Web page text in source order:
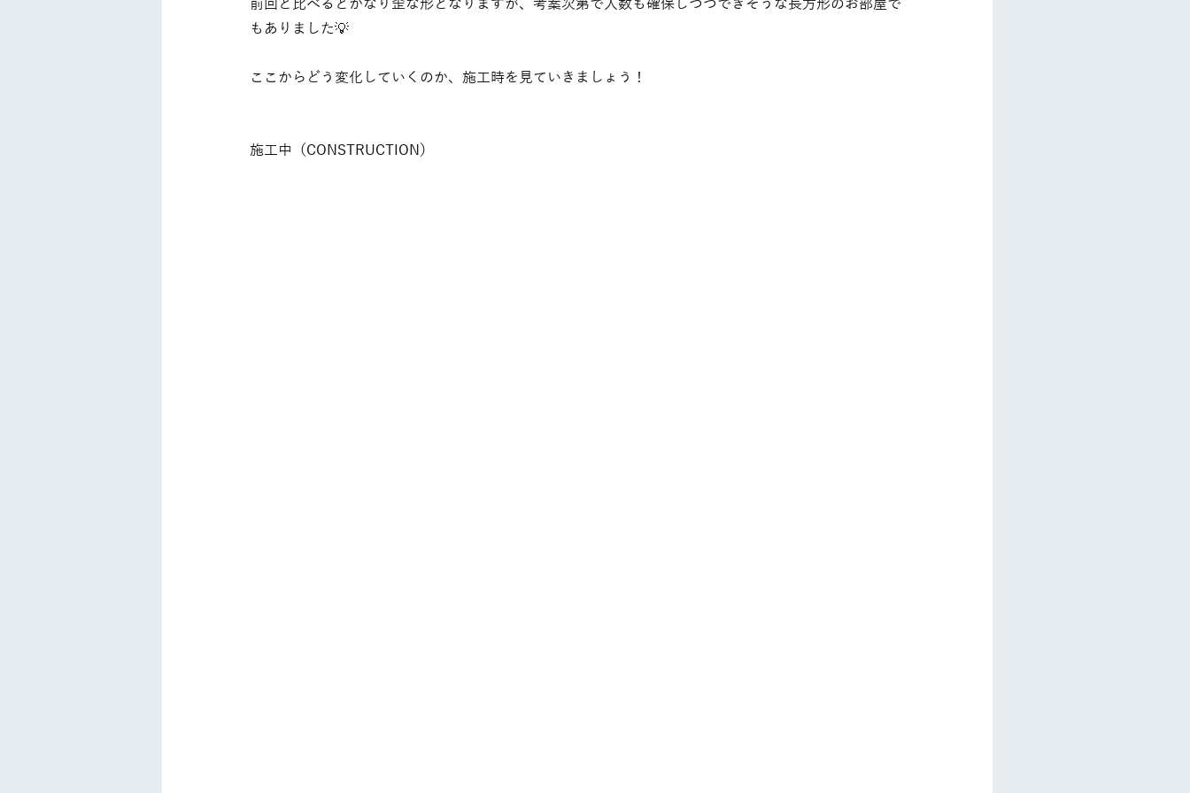
前回と比べるとかなり歪な形となりますが、考案次第で人数も確保しつつできそうな長方形のお部屋で
もありました💡
ここからどう変化していくのか、施工時を見ていきましょう！
施工中（CONSTRUCTION）